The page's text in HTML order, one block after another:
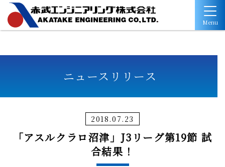
Menu
ニュースリリース
2018.07.23
「アスルクラロ沼津」J3リーグ第19節 試
合結果！